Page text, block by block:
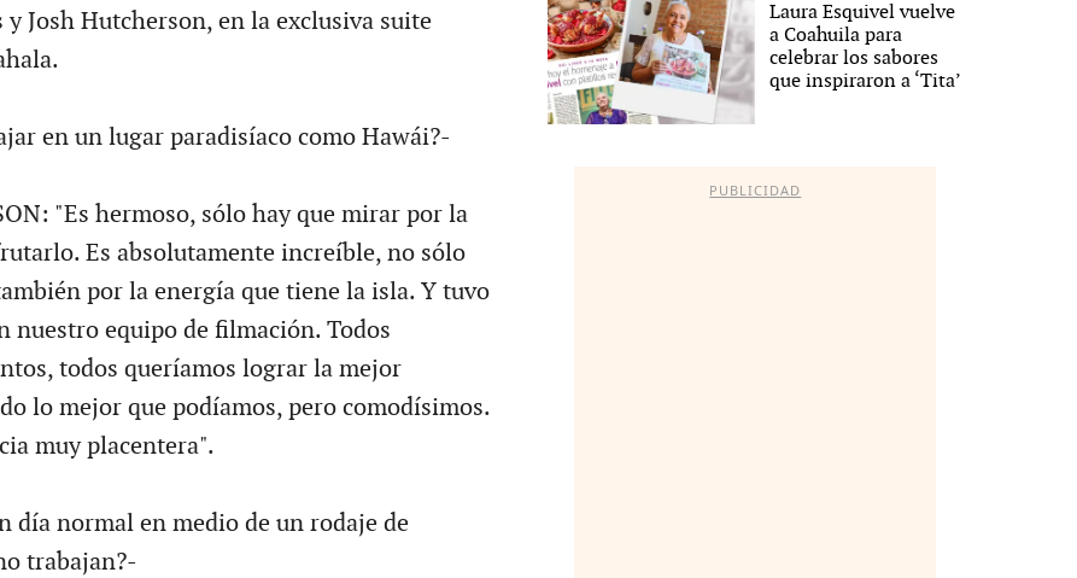
y Josh Hutcherson, en la exclusiva suite
en un lugar paradisíaco como Hawái?-
"Es hermoso, sólo hay que mirar por la
Es absolutamente increíble, no sólo
por la energía que tiene la isla. Y tuvo
nuestro equipo de filmación. Todos
todos queríamos lograr la mejor
lo mejor que podíamos, pero comodísimos.
muy placentera".
día normal en medio de un rodaje de
trabajan?-
Laura Esquivel vuelve
a Coahuila para
celebrar los sabores
que inspiraron a ‘Tita’
PUBLICIDAD